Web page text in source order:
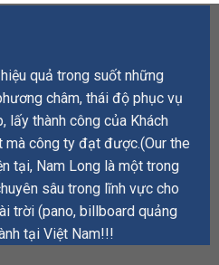
quả trong suốt những
châm, thái độ phục vụ
lấy thành công của Khách
mà công ty đạt được.(Our the
tại, Nam Long là một trong
sâu trong lĩnh vực cho
trời (pano, billboard quảng
tại Việt Nam!!!